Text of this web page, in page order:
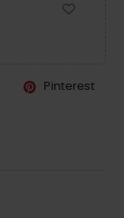
Pinterest